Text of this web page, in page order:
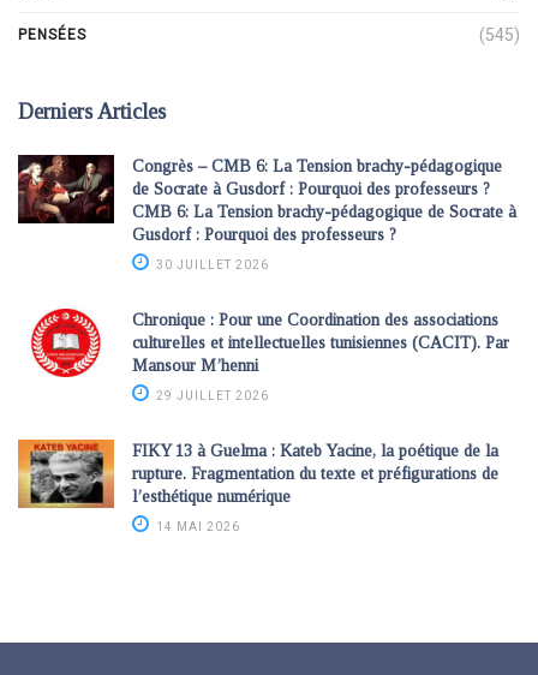
PENSÉES (545)
Derniers Articles
Congrès – CMB 6: La Tension brachy-pédagogique
de Socrate à Gusdorf : Pourquoi des professeurs ?
CMB 6: La Tension brachy-pédagogique de Socrate à
Gusdorf : Pourquoi des professeurs ?
30 JUILLET 2026
Chronique : Pour une Coordination des associations
culturelles et intellectuelles tunisiennes (CACIT). Par
Mansour M’henni
29 JUILLET 2026
FIKY 13 à Guelma : Kateb Yacine, la poétique de la
rupture. Fragmentation du texte et préfigurations de
l’esthétique numérique
14 MAI 2026